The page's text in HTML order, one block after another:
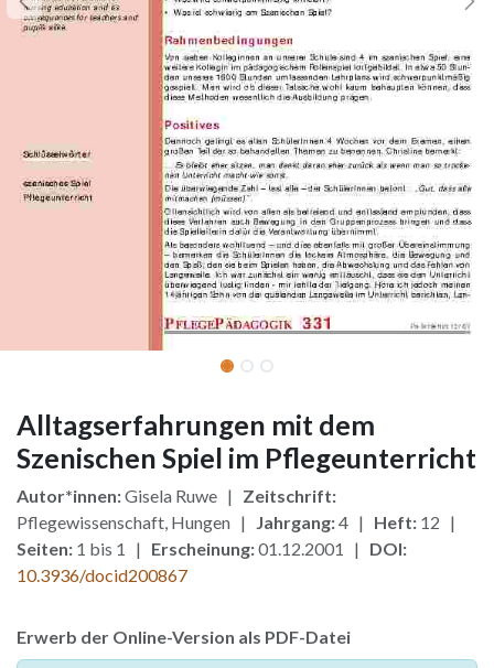
Alltagserfahrungen mit dem
Szenischen Spiel im Pflegeunterricht
Autor*innen:Gisela Ruwe | Zeitschrift:
Pflegewissenschaft, Hungen | Jahrgang:4 | Heft: 12 |
Seiten: 1 bis 1 | Erscheinung:01.12.2001 | DOI:
10.3936/docid200867
Erwerb der Online-Version als PDF-Datei